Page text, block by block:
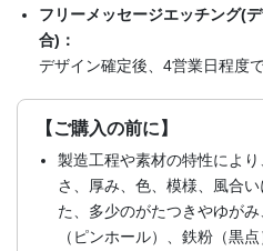
フリーメッセージエッチング(
合)：
デザイン確定後、4営業日程度
【ご購入の前に】
製造工程や素材の特性によ
さ、厚み、色、模様、風合
た、多少のがたつきやゆが
（ピンホール）、鉄粉（黒